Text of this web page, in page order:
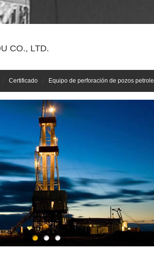
CO., LTD.
Certificado Equipo de perforación de pozos